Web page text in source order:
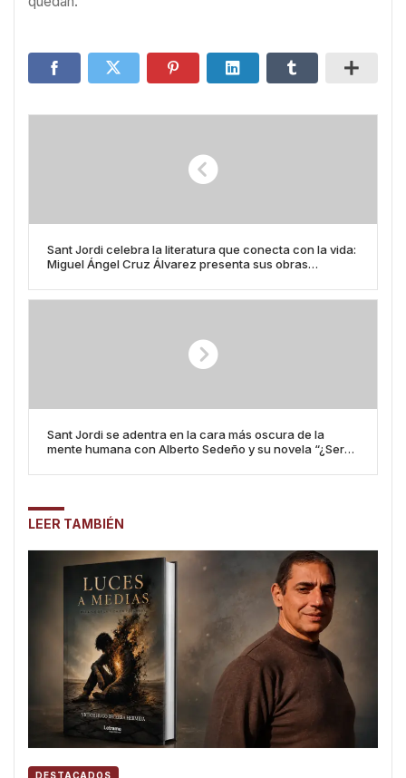
Sant Jordi celebra la literatura que conecta con la vida:
Miguel Ángel Cruz Álvarez presenta sus obras
hacia arriba cuando llueve”
Sant Jordi se adentra en la cara más oscura de la
mente humana con Alberto Sedeño y su novela “¿Serás
LEER TAMBIÉN
DESTACADOS